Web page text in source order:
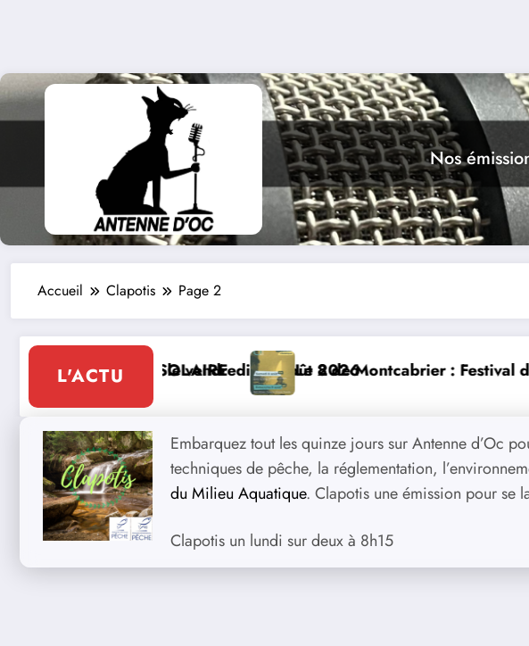
Nos
Accueil Clapotis Page 2
L'ACTU
07 août 2026
Le 8 de Montcabrier : Festival de musique classique le 8 et
La
Embarquez tout les quinze jours sur Antenne d’Oc
techniques de pêche, la réglementation,
du Milieu Aquatique. Clapotis une émission pour se
Clapotis un lundi sur deux à 8h15